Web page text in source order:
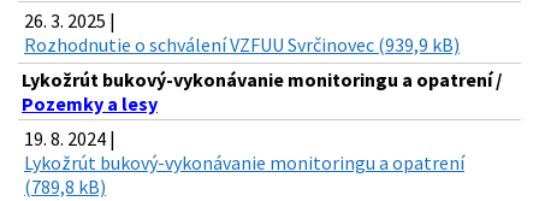
26. 3. 2025 |
Rozhodnutie o schválení VZFUU Svrčinovec (939,9 kB)
Lykožrút bukový-vykonávanie monitoringu a opatrení /
Pozemky a lesy
19. 8. 2024 |
Lykožrút bukový-vykonávanie monitoringu a opatrení
(789,8 kB)